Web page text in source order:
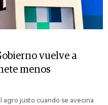
vuelve a
menos
justo cuando se avecina